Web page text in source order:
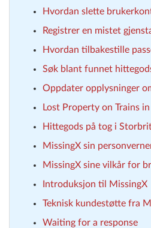
Hvordan slette
Registrer en mistet
Hvordan tilbakestille
Søk blant funnet
Oppdater opplysninger
Lost Property on Trains
Hittegods på tog i
MissingX sin
MissingX sine vilkår for
Introduksjon til MissingX
Teknisk kundestøtte fra
Waiting for a response